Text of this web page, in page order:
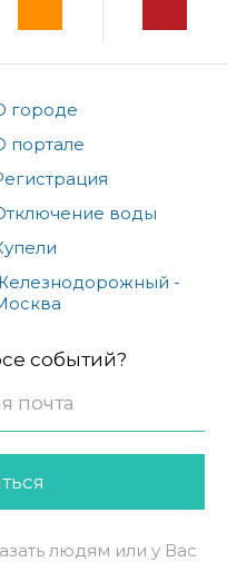
городе
портале
воды
-
событий?
людям или у Вас